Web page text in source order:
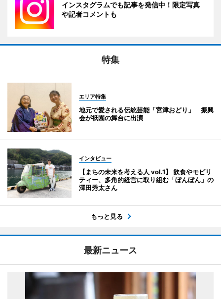
インスタグラムでも記事を発信中！限定写真
や記者コメントも
特集
エリア特集
地元で愛される伝統芸能「宮津おどり」 振興
会が祇園の舞台に出演
インタビュー
【まちの未来を考える人 vol.1】 飲食やモビリ
ティー、多角的経営に取り組む「ぼんぼん」の
澤田秀太さん
もっと見る
最新ニュース